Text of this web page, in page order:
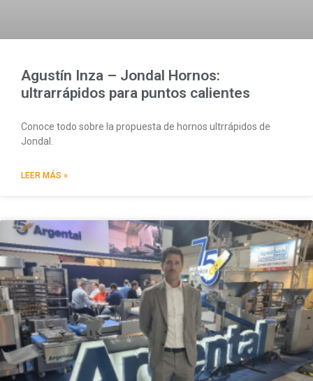
Agustín Inza – Jondal Hornos:
ultrarrápidos para puntos calientes
Conoce todo sobre la propuesta de hornos ultrrápidos de
Jondal.
LEER MÁS »